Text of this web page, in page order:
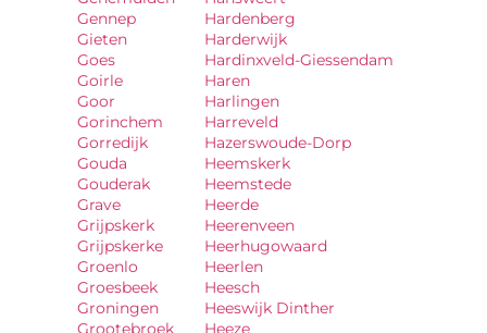
Gennep
Gieten
Goes
Goirle
Goor
Gorinchem
Gorredijk
Gouda
Gouderak
Grave
Grijpskerk
Grijpskerke
Groenlo
Groesbeek
Groningen
Grootebroek
Hardenberg
Harderwijk
Hardinxveld-Giessendam
Haren
Harlingen
Harreveld
Hazerswoude-Dorp
Heemskerk
Heemstede
Heerde
Heerenveen
Heerhugowaard
Heerlen
Heesch
Heeswijk Dinther
Heeze